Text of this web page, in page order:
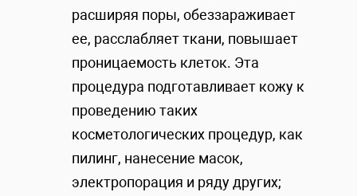
расширяя поры, обеззараживает
ее, расслабляет ткани, повышает
проницаемость клеток. Эта
процедура подготавливает кожу к
проведению таких
косметологических процедур, как
пилинг, нанесение масок,
электропорация и ряду других;